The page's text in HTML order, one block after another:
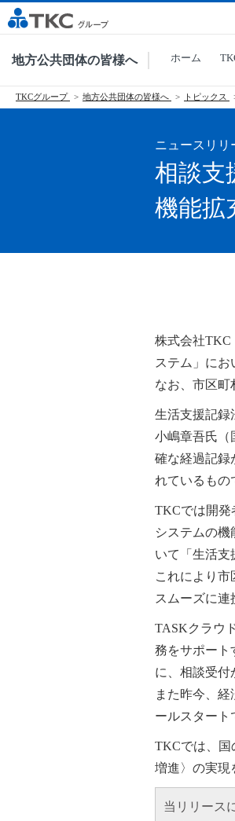
地方公共団体の皆様へ ホーム
TKCグループ 地方公共団体の皆様へ トピックス
ニュースリリ
相談支
機能拡
株式会社TKC
ステム」に
なお、市区町
生活支援記録
小嶋章吾氏（
確な経過記
れているもの
TKCでは開発
システムの
いて「生活支
これにより
スムーズに
TASKクラウ
務をサポート
に、相談受付
また昨今、
ールスタート
TKCでは、国
増進〉の実現
当リリース